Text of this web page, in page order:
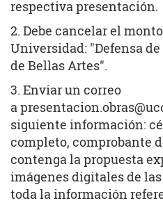
respectiva presentación.
2. Debe cancelar el
Universidad: "Defensa
de Bellas Artes".
3. Enviar un correo
a
siguiente información:
completo, comprobante
contenga la propuesta
imágenes digitales de
toda la información